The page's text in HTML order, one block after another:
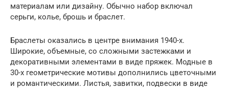
материалам или дизайну. Обычно набор включал
серьги, колье, брошь и браслет.
Браслеты оказались в центре внимания 1940-х.
Широкие, объемные, со сложными застежками и
декоративными элементами в виде пряжек. Модные в
30-х геометрические мотивы дополнились цветочными
и романтическими. Листья, завитки, подвески в виде